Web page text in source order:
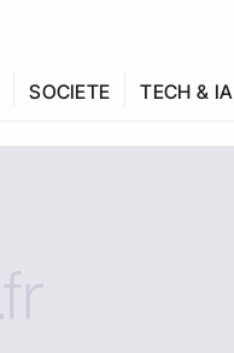
SOCIETE TECH & IA